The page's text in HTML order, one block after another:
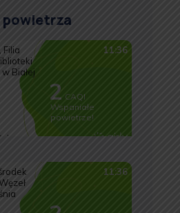
powietrza